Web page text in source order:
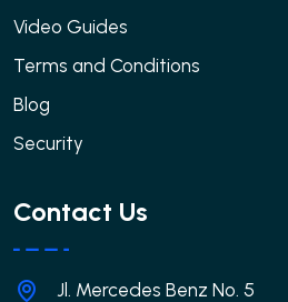
Video Guides
Terms and Conditions
Blog
Security
Contact Us
Jl. Mercedes Benz No. 5